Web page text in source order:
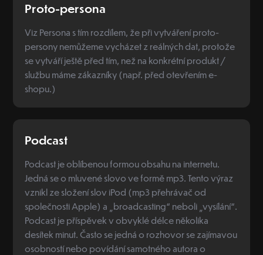
Proto-persona
Viz Persona s tím rozdílem, že při vytváření proto-
persony nemůžeme vycházet z reálných dat, protože
se vytváří ještě před tím, než na konkrétní produkt /
službu máme zákazníky (např. před otevřením e-
shopu.)
Podcast
Podcast je oblíbenou formou obsahu na internetu.
Jedná se o mluvené slovo ve formě mp3. Tento výraz
vznikl ze složení slov iPod (mp3 přehrávač od
společnosti Apple) a „broadcasting“ neboli „vysílání“.
Podcast je příspěvek v obvyklé délce několika
desítek minut. Často se jedná o rozhovor se zajímavou
osobností nebo povídání samotného autora o